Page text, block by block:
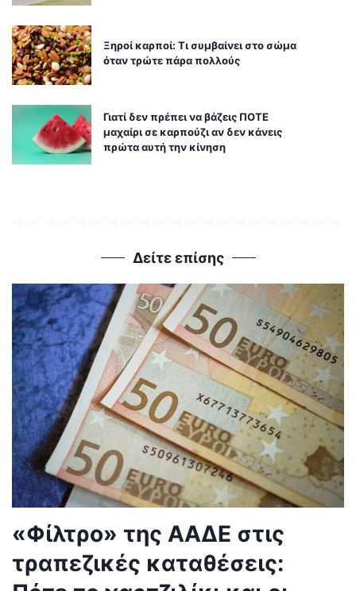
Ξηροί καρποί: Τι συμβαίνει στο σώμα
όταν τρώτε πάρα πολλούς
Γιατί δεν πρέπει να βάζεις ΠΟΤΕ
μαχαίρι σε καρπούζι αν δεν κάνεις
πρώτα αυτή την κίνηση
Δείτε επίσης
«Φίλτρο» της ΑΑΔΕ στις
τραπεζικές καταθέσεις: